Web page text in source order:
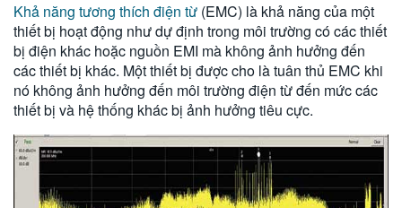
Khả năng tương thích điện từ (EMC) là khả năng của một
thiết bị hoạt động như dự định trong môi trường có các thiết
bị điện khác hoặc nguồn EMI mà không ảnh hưởng đến
các thiết bị khác. Một thiết bị được cho là tuân thủ EMC khi
nó không ảnh hưởng đến môi trường điện từ đến mức các
thiết bị và hệ thống khác bị ảnh hưởng tiêu cực.